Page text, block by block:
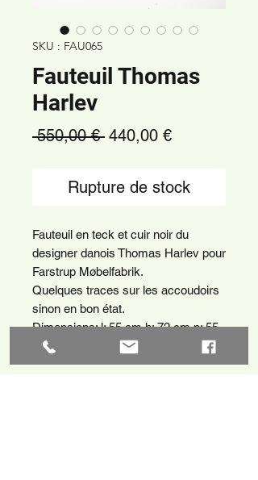
SKU : FAU065
Fauteuil Thomas
Harlev
550,00 € Prix
440,00 €Prix
Rupture de stock
Fauteuil en teck et cuir noir du
designer danois Thomas Harlev pour
Farstrup Møbelfabrik.
Quelques traces sur les accoudoirs
sinon en bon état.
Dimensions: l: 55 cm h: 72 cm p: 55
cm